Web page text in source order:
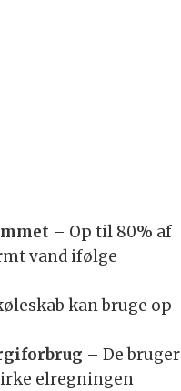
– Op til 80% af
vand ifølge
kan bruge op
– De bruger
elregningen